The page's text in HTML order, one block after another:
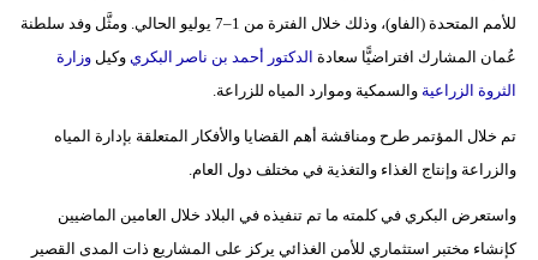
بيئة
سيارات
للأمم المتحدة (الفاو)، وذلك خلال الفترة من 1–7 يوليو الحالي. ومثَّل وفد سلطنة
عُمان المشارك افتراضيًّا سعادة الدكتور أحمد بن ناصر البكري وكيلوزارة
الثروة الزراعية والسمكية وموارد المياه للزراعة.
تم خلال المؤتمر طرح ومناقشة أهم القضايا والأفكار المتعلقة بإدارة المياه
والزراعة وإنتاج الغذاء والتغذية في مختلف دول العام.
واستعرض البكري في كلمته ما تم تنفيذه في البلاد خلال العامين الماضيين
كإنشاء مختبر استثماري للأمن الغذائي يركز على المشاريع ذات المدى القصير